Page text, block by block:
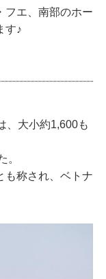
フエ、南部のホー
す♪
、大小約1,600も
。
も称され、ベトナ